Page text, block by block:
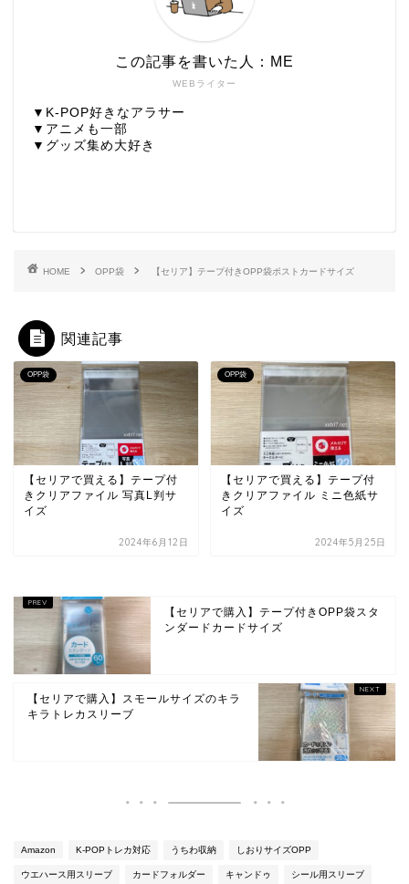
WEBライター
この記事を書いた人：ME
▼K-POP好きなアラサー
▼アニメも一部
▼グッズ集め大好き
HOME OPP袋 【セリア】テープ付きOPP袋ポストカードサイズ
関連記事
OPP袋
【セリアで買える】テープ付
きクリアファイル 写真L判サ
イズ
2024年6月12日
OPP袋
【セリアで買える】テープ付
きクリアファイル ミニ色紙サ
イズ
2024年5月25日
【セリアで購入】テープ付きOPP袋スタ
ンダードカードサイズ
【セリアで購入】スモールサイズのキラ
キラトレカスリーブ
Amazon K-POPトレカ対応 うちわ収納 しおりサイズOPP
ウエハース用スリーブ カードフォルダー キャンドゥ シール用スリーブ